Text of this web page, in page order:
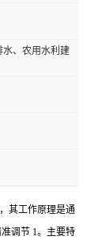
水、农用水利建
其工作原理是通
调节 1。主要特